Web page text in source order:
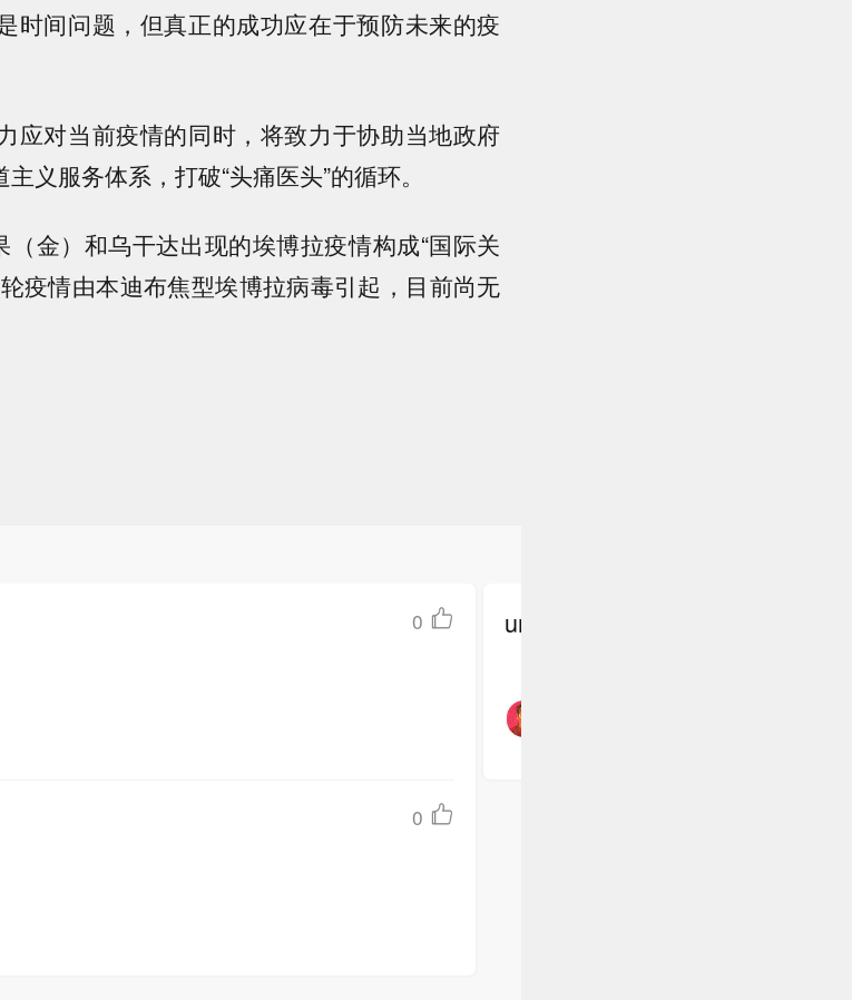
时间问题，但真正的成功应在于预防未来的疫
应对当前疫情的同时，将致力于协助当地政府
义服务体系，打破“头痛医头”的循环。
金）和乌干达出现的埃博拉疫情构成“国际关
疫情由本迪布焦型埃博拉病毒引起，目前尚无
0
0
undefined